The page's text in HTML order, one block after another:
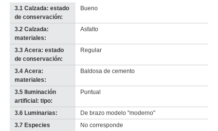
Descargar
imagen
original
3.1 Calzada: estado
de conservación:
Bueno
3.2 Calzada:
materiales:
Asfalto
3.3 Acera: estado
de conservación:
Regular
3.4 Acera:
materiales:
Baldosa de cemento
3.5 Iluminación
artificial: tipo:
Puntual
3.6 Luminarias:
De brazo modelo "moderno"
3.7 Especies
No corresponde